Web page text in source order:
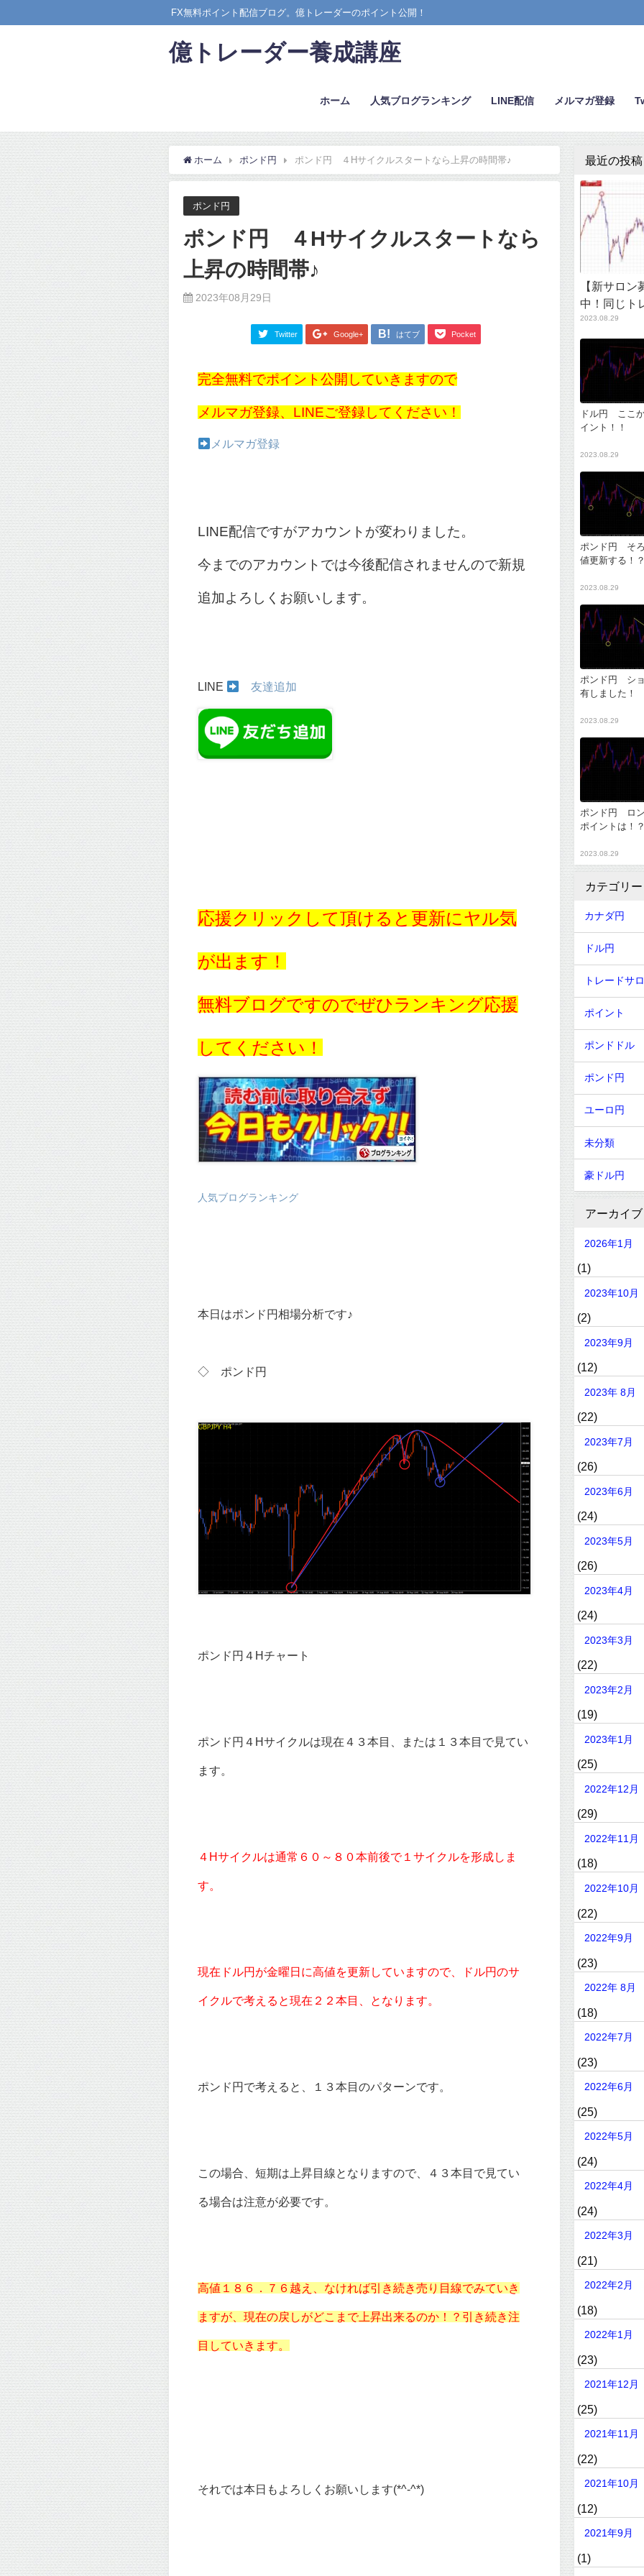
FX無料ポイント配信ブログ。億トレーダーのポイント公開！
億トレーダー養成講座
ホーム 人気ブログランキング LINE配信 メルマガ登録
ホーム ポンド円 ポンド円 ４Hサイクルスタートなら上昇の時間帯♪
ポンド円
ポンド円 ４Hサイクルスタートなら
上昇の時間帯♪
2023年08月29日
Twitter Google+ はてブ Pocket
完全無料でポイント公開していきますので
メルマガ登録、LINEご登録してください！
メルマガ登録
LINE配信ですがアカウントが変わりました。
今までのアカウントでは今後配信されませんので新規
追加よろしくお願いします。
LINE 友達追加
応援クリックして頂けると更新にヤル気
が出ます！
無料ブログですのでぜひランキング応援
してください！
人気ブログランキング
本日はポンド円相場分析です♪
◇ ポンド 円
ポンド円４Hチャート
ポンド円４Hサイクルは現在４３本目、または１３本目で見てい
ます。
４Hサイクルは通常６０～８０本前後で１サイクルを形成しま
す。
現在ドル円が金曜日に高値を更新していますので、ドル円のサ
イクルで考えると現在２２本目、となります。
ポンド円で考えると、１３本目のパターンです。
この場合、短期は上昇目線となりますので、４３本目で見てい
る場合は注意が必要です。
高値１８６．７６越え、なければ引き続き売り目線でみていき
ますが、現在の戻しがどこまで上昇出来るのか！？引き続き注
目していきます。
それでは本日もよろしくお願いします(*^-^*)
最近の投稿
【新サロ
中！同じト
2023.08.29
ドル円 ここ
イント！！
2023.08.29
ポンド円 そ
値更新する！
2023.08.29
ポンド円 シ
有しました！
2023.08.29
ポンド円 ロ
ポイントは！
2023.08.29
カテゴリー
カナダ円
ドル円
トレードサ
ポイント
ポンドドル
ポンド円
ユーロ円
未分類
豪ドル円
アーカイブ
2026年1月
(1)
2023年10月
(2)
2023年9月
(12)
2023年 8月
(22)
2023年7月
(26)
2023年6月
(24)
2023年5月
(26)
2023年4月
(24)
2023年3月
(22)
2023年2月
(19)
2023年1月
(25)
2022年12月
(29)
2022年11月
(18)
2022年10月
(22)
2022年9月
(23)
2022年 8月
(18)
2022年7月
(23)
2022年6月
(25)
2022年5月
(24)
2022年4月
(24)
2022年3月
(21)
2022年2月
(18)
2022年1月
(23)
2021年12月
(25)
2021年11月
(22)
2021年10月
(12)
2021年9月
(1)